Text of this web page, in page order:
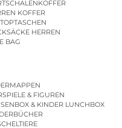
KOFFER
HERREN
BAG
& FIGUREN
& KINDER LUNCHBOX